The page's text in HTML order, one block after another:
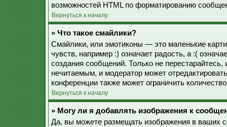
возможностей HTML по форматированию
Вернуться к началу
» Что такое смайлики?
Смайлики, или эмотиконы — это маленькие
чувств, например :) означает радость, а :(
создания сообщений. Только не
нечитаемым, и модератор может
конференции также может ограничить
Вернуться к началу
» Могу ли я добавлять изображения к
Да, вы можете размещать изображения в ваших